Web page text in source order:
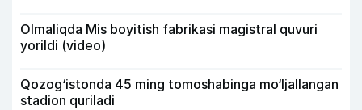
Olmaliqda Mis boyitish fabrikasi magistral quvuri
yorildi (video)
Qozog‘istonda 45 ming tomoshabinga mo‘ljallangan
stadion quriladi